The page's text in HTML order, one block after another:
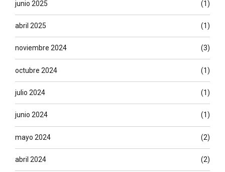
junio 2025 (1)
abril 2025 (1)
noviembre 2024 (3)
octubre 2024 (1)
julio 2024 (1)
junio 2024 (1)
mayo 2024 (2)
abril 2024 (2)